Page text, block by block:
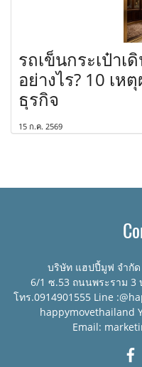
รถเข็นกระเป๋า
อย่างไร? 10 เ
ธุรกิจ
15 ก.ค. 2569
บริษัท แฮปปี้มูฟ จำกัด
6/1 ซ.53 ถนนพระราม 3
โทร.0914901555 Line
happymovethailand
Email: